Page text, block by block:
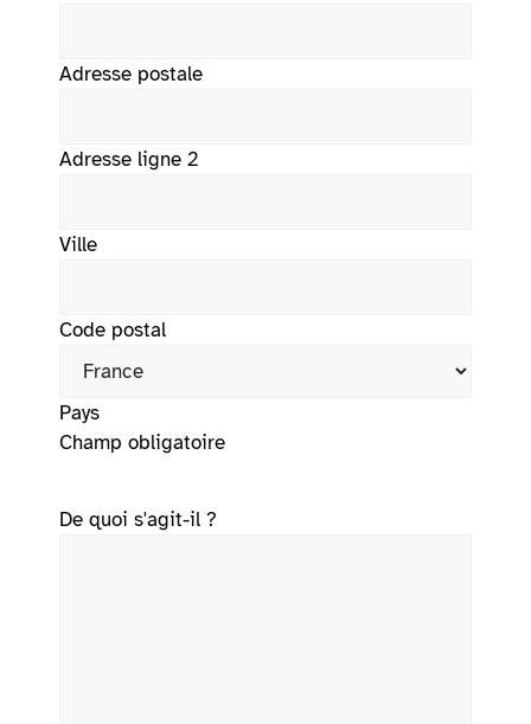
Adresse postale
Adresse ligne 2
Ville
Code postal
Pays
Champ obligatoire
De quoi s'agit-il ?